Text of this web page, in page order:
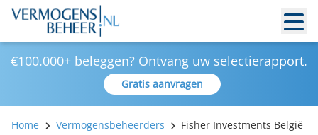
€100.000+ beleggen? Ontvang uw selectierapport.
Gratis aanvragen
Home Vermogensbeheerders
Fisher Investments België